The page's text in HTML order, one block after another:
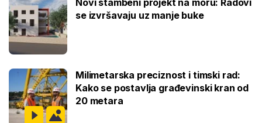
Novi stambeni projekt na moru: Radovi
se izvršavaju uz manje buke
Milimetarska preciznost i timski rad:
Kako se postavlja građevinski kran od
20 metara